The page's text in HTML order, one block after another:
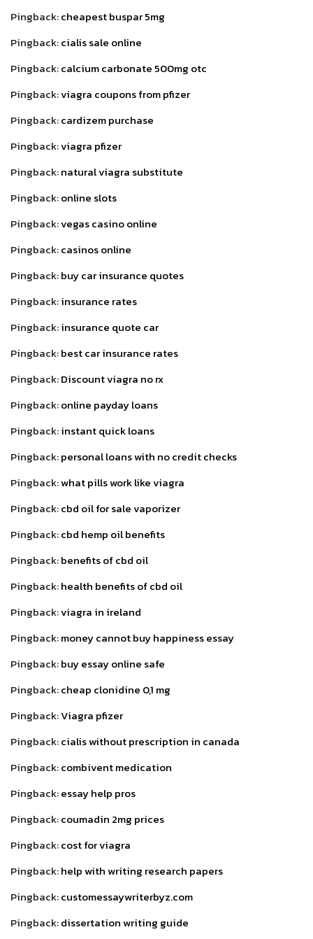
Pingback:cheapest buspar 5mg
Pingback:cialis sale online
Pingback:calcium carbonate 500mg otc
Pingback:viagra coupons from pfizer
Pingback:cardizem purchase
Pingback:viagra pfizer
Pingback:natural viagra substitute
Pingback:online slots
Pingback:vegas casino online
Pingback:casinos online
Pingback:buy car insurance quotes
Pingback:insurance rates
Pingback:insurance quote car
Pingback:best car insurance rates
Pingback:Discount viagra no rx
Pingback:online payday loans
Pingback:instant quick loans
Pingback:personal loans with no credit checks
Pingback:what pills work like viagra
Pingback:cbd oil for sale vaporizer
Pingback:cbd hemp oil benefits
Pingback:benefits of cbd oil
Pingback:health benefits of cbd oil
Pingback:viagra in ireland
Pingback:money cannot buy happiness essay
Pingback:buy essay online safe
Pingback:cheap clonidine 0,1 mg
Pingback:Viagra pfizer
Pingback:cialis without prescription in canada
Pingback:combivent medication
Pingback:essay help pros
Pingback:coumadin 2mg prices
Pingback:cost for viagra
Pingback:help with writing research papers
Pingback:customessaywriterbyz.com
Pingback:dissertation writing guide